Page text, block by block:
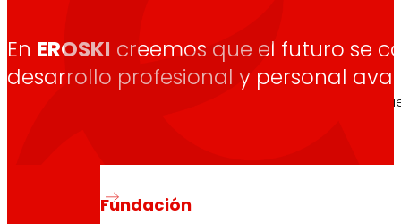
Cooperativa
Somos por y para las personas. Descubre
Fundación
En EROSKI creemos que el futuro se
desarrollo profesional y personal